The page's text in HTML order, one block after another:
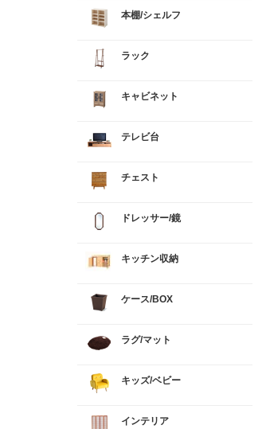
本棚/シェルフ
ラック
キャビネット
テレビ台
チェスト
ドレッサー/鏡
キッチン収納
ケース/BOX
ラグ/マット
キッズ/ベビー
インテリア